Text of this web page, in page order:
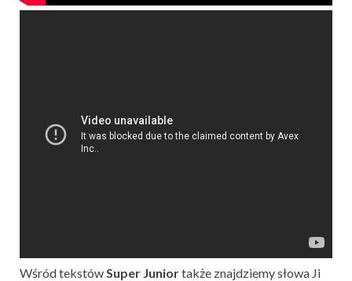
Wśród tekstówSuper Juniortakże znajdziemy słowa Ji